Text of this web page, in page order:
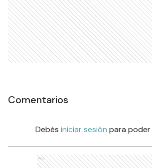
Comentarios
Debés iniciar sesión para
Ads